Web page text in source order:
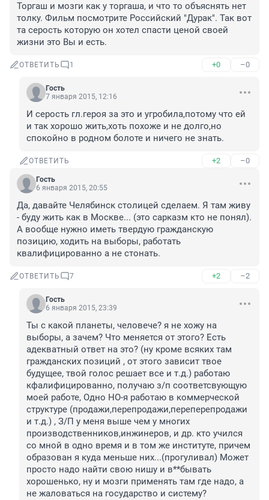
Торгаш и мозги как у торгаша, и что то объяснять нет
толку. Фильм посмотрите Российский "Дурак". Так вот
та серость которую он хотел спасти ценой своей
жизни это Вы и есть.
ОТВЕТИТЬ 1 +0 –0
Гость
7 января 2015, 12:16
И серость гл.героя за это и угробила,потому что ей
и так хорошо жить,хоть похоже и не долго,но
спокойно в родном болоте и ничего не знать.
ОТВЕТИТЬ +2 –0
Гость
6 января 2015, 20:55
Да, давайте Челябинск столицей сделаем. Я там живу
- буду жить как в Москве... (это сарказм кто не понял).
А вообще нужно иметь твердую гражданскую
позицию, ходить на выборы, работать
квалифицированно а не стонать.
ОТВЕТИТЬ 7 +2 –2
Гость
6 января 2015, 23:39
Ты с какой планеты, человече? я не хожу на
выборы, а зачем? Что меняется от этого? Есть
адекватный ответ на это? (ну кроме всяких там
гражданских позиций , от этого зависит твое
будущее, твой голос решает все и т.д.) работаю
кфалифицированно, получаю з/п соответсвующую
моей работе, Одно НО-я работаю в коммерческой
структуре (продажи,перепродажи,переперепродажи
и т.д.) , З/П у меня выше чем у многих
производственников,инжинеров, и др. кто учился
со мной в одно время и в том же институте, причем
образован я куда меньше них...(прогуливал) Может
просто надо найти свою нишу и в**бывать
хорошенько, ну и мозги применять там где надо, а
не жаловаться на государство и систему?